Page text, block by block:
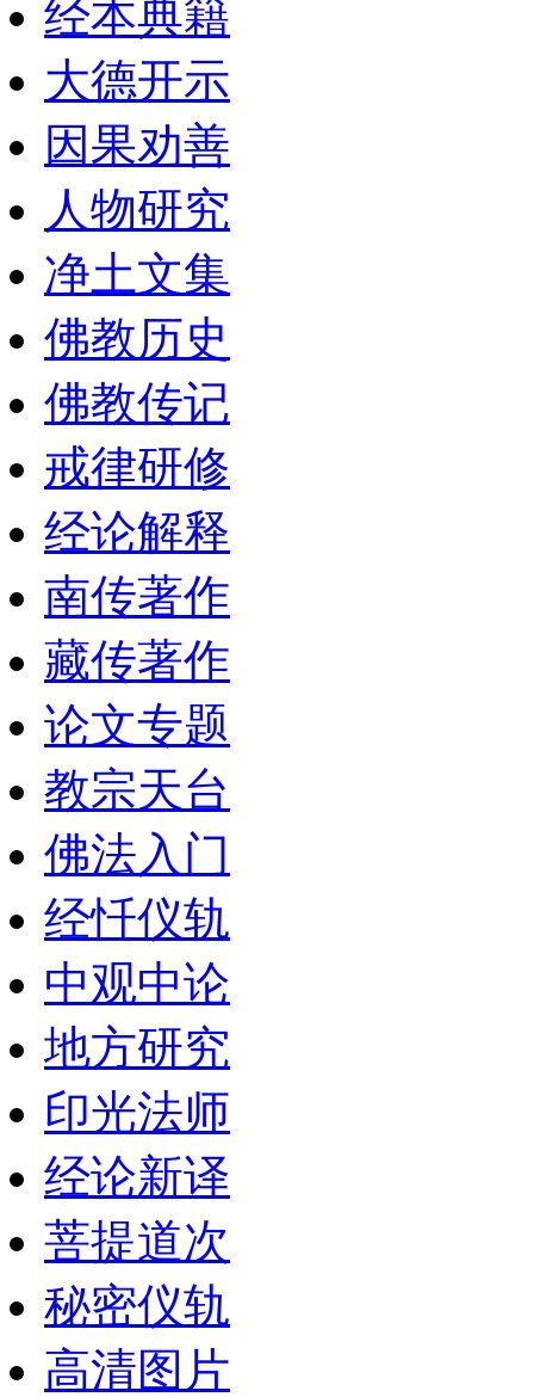
经本典籍
大德开示
因果劝善
人物研究
净土文集
佛教历史
佛教传记
戒律研修
经论解释
南传著作
藏传著作
论文专题
教宗天台
佛法入门
经忏仪轨
中观中论
地方研究
印光法师
经论新译
菩提道次
秘密仪轨
高清图片